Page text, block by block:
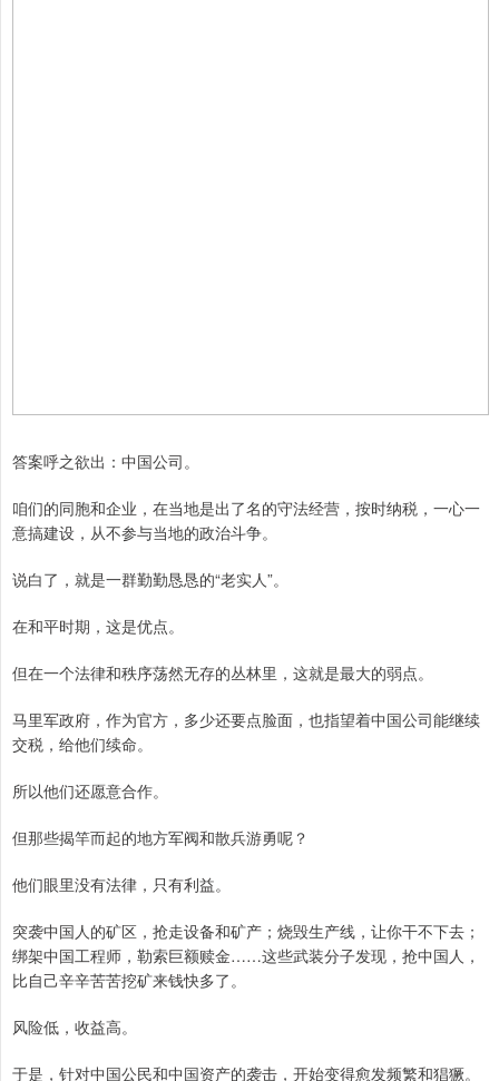
答案呼之欲出：中国公司。
咱们的同胞和企业，在当地是出了名的守法经营，按时纳税，一心一
意搞建设，从不参与当地的政治斗争。
说白了，就是一群勤勤恳恳的“老实人”。
在和平时期，这是优点。
但在一个法律和秩序荡然无存的丛林里，这就是最大的弱点。
马里军政府，作为官方，多少还要点脸面，也指望着中国公司能继续
交税，给他们续命。
所以他们还愿意合作。
但那些揭竿而起的地方军阀和散兵游勇呢？
他们眼里没有法律，只有利益。
突袭中国人的矿区，抢走设备和矿产；烧毁生产线，让你干不下去；
绑架中国工程师，勒索巨额赎金……这些武装分子发现，抢中国人，
比自己辛辛苦苦挖矿来钱快多了。
风险低，收益高。
于是，针对中国公民和中国资产的袭击，开始变得愈发频繁和猖獗。